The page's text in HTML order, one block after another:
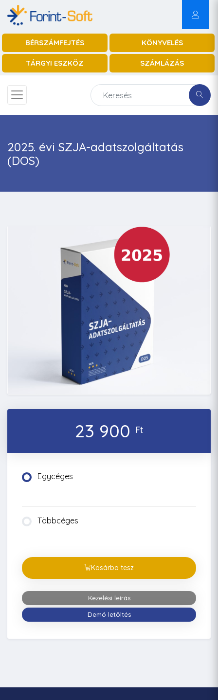
BÉRSZÁMFEJTÉS KÖNYVELÉS
TÁRGYI ESZKÖZ SZÁMLÁZÁS
2025. évi SZJA-adatszolgáltatás
(DOS)
23 900 Ft
Egycéges
Többcéges
Kosárba tesz
Kezelési leírás
Demó letöltés